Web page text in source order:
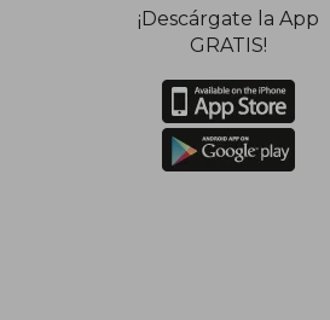
¡Descárgate la App
GRATIS!